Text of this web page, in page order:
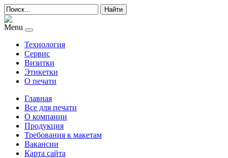
Найти
Menu
Технология
Сервис
Визитки
Этикетки
О печати
Главная
Все для печати
О компании
Продукция
Требования к макетам
Вакансии
Карта сайта